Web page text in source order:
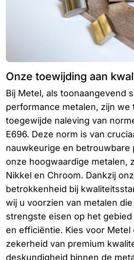
Onze toewijding aan
Bij Metel, als toonaangevend
performance metalen, zijn we
toegewijde naleving van
E696. Deze norm is van
nauwkeurige en betrouwbare
onze hoogwaardige metalen,
Nikkel en Chroom. Dankzij
betrokkenheid bij
wij u voorzien van metalen
strengste eisen op het
en efficiëntie. Kies voor Metel
zekerheid van premium
deskundigheid binnen de